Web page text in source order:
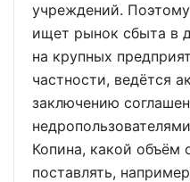
учреждений.
ищет рынок сбыта в
на крупных
частности, ведётся
заключению
Копина, какой объём
поставлять,